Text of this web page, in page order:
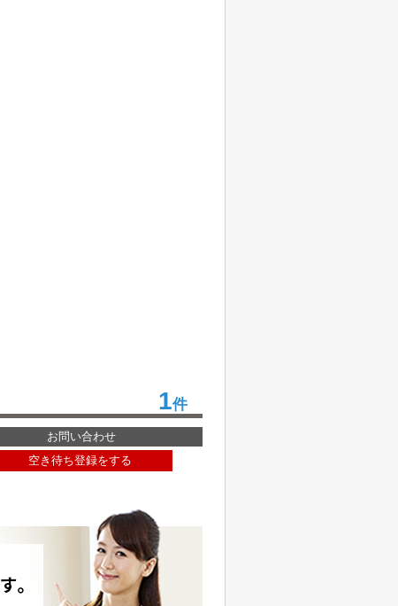
1件
お問い合わせ
空き待ち登録をする